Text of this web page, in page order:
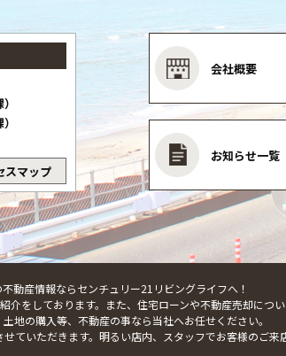
スマップ
会社概要
お知らせ一覧
動産情報ならセンチュリー21リビングライフへ！
をしております。また、住宅ローンや不動産売却につい
地の購入等、不動産の事なら当社へお任せください。
ていただきます。明るい店内、スタッフでお客様のご来